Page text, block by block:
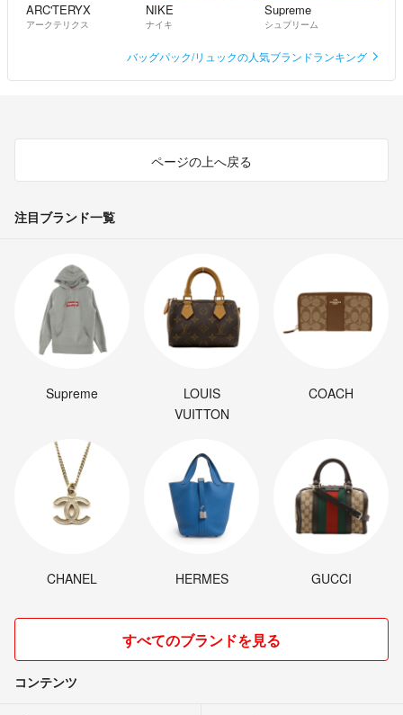
ARC'TERYX
アークテリクス
NIKE
ナイキ
Supreme
シュプリーム
バッグパック/リュックの人気ブランドランキング
ページの上へ戻る
注目ブランド一覧
Supreme
LOUIS
VUITTON
COACH
CHANEL HERMES GUCCI
すべてのブランドを見る
コンテンツ